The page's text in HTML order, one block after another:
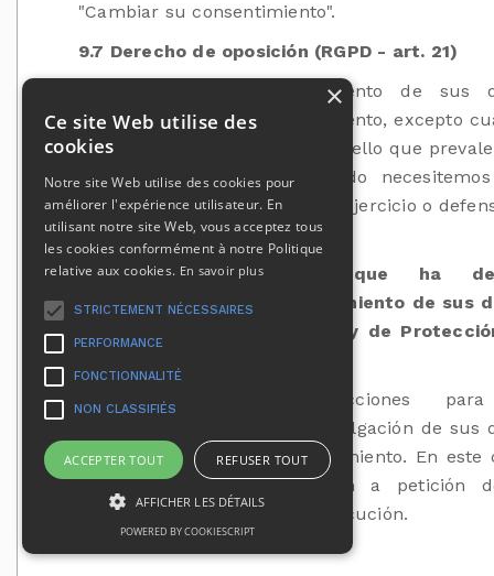
"Cambiar su consentimiento".
9.7 Derecho de oposición (RGPD - art. 21)
Puede oponerse al tratamiento de sus
personales en cualquier momento, excepto
existan motivos legítimos para ello que
sobre sus intereses o cuando
datos para el reconocimiento, ejercicio o
reclamaciones legales.
9.8 Persona fallecida que ha
instrucciones sobre el tratamiento de sus
personales (art. 85 de la Ley de
Puede establecer instrucciones
conservación, supresión y divulgación de sus
personales en caso de fallecimiento. En este
estas directivas se aplicarán a petición
persona responsable de su ejecución.
×
Ce site Web utilise des
cookies
Notre site Web utilise des cookies pour
améliorer l'expérience utilisateur. En
utilisant notre site Web, vous acceptez tous
les cookies conformément à notre Politique
relative aux cookies. En savoir plus
STRICTEMENT NÉCESSAIRES
PERFORMANCE
FONCTIONNALITÉ
NON CLASSIFIÉS
ACCEPTER TOUT REFUSER TOUT
AFFICHER LES DÉTAILS
POWERED BY COOKIESCRIPT